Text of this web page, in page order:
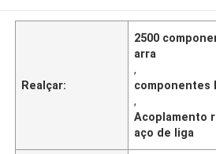
Realçar:
2500
arra
,
componentes
,
Acoplamento
aço de liga